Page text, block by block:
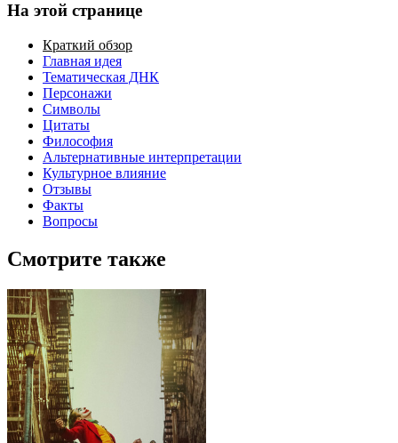
На этой странице
Краткий обзор
Главная идея
Тематическая ДНК
Персонажи
Символы
Цитаты
Философия
Альтернативные интерпретации
Культурное влияние
Отзывы
Факты
Вопросы
Смотрите также